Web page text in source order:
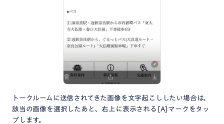
トークルームに送信されてきた画像を文字起こししたい場合は、
該当の画像を選択したあと、右上に表示される[A]マークをタッ
プします。